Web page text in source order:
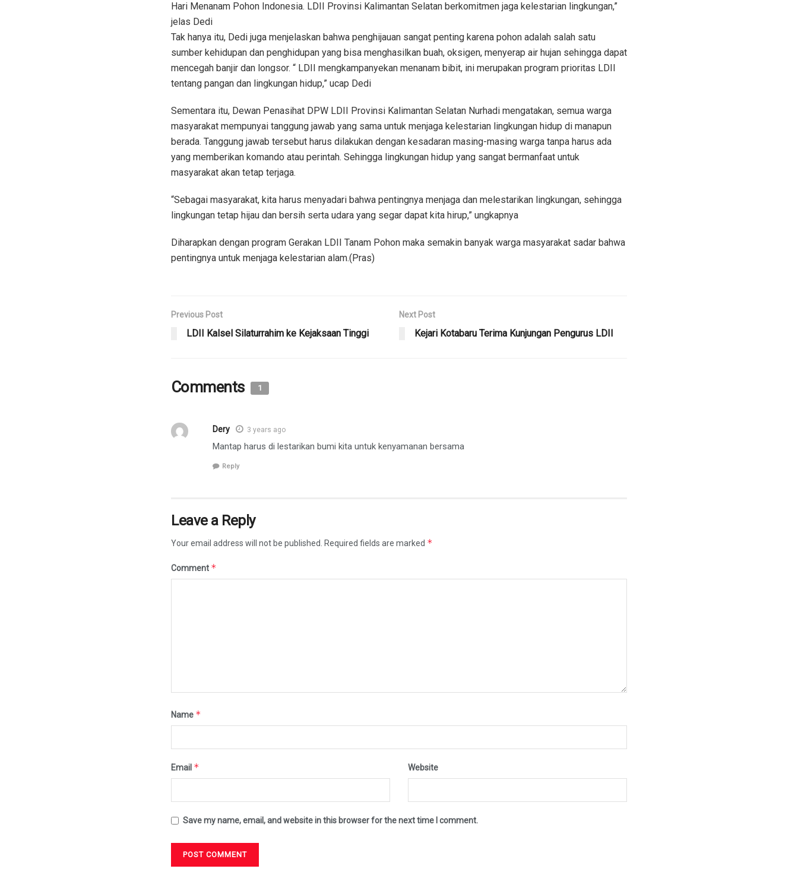
Hari Menanam Pohon Indonesia. LDII Provinsi Kalimantan Selatan berkomitmen jaga kelestarian lingkungan,”
jelas Dedi
Tak hanya itu, Dedi juga menjelaskan bahwa penghijauan sangat penting karena pohon adalah salah satu
sumber kehidupan dan penghidupan yang bisa menghasilkan buah, oksigen, menyerap air hujan sehingga dapat
mencegah banjir dan longsor. “ LDII mengkampanyekan menanam bibit, ini merupakan program prioritas LDII
tentang pangan dan lingkungan hidup,” ucap Dedi
Sementara itu, Dewan Penasihat DPW LDII Provinsi Kalimantan Selatan Nurhadi mengatakan, semua warga
masyarakat mempunyai tanggung jawab yang sama untuk menjaga kelestarian lingkungan hidup di manapun
berada. Tanggung jawab tersebut harus dilakukan dengan kesadaran masing-masing warga tanpa harus ada
yang memberikan komando atau perintah. Sehingga lingkungan hidup yang sangat bermanfaat untuk
masyarakat akan tetap terjaga.
“Sebagai masyarakat, kita harus menyadari bahwa pentingnya menjaga dan melestarikan lingkungan, sehingga
lingkungan tetap hijau dan bersih serta udara yang segar dapat kita hirup,” ungkapnya
Diharapkan dengan program Gerakan LDII Tanam Pohon maka semakin banyak warga masyarakat sadar bahwa
pentingnya untuk menjaga kelestarian alam.(Pras)
Previous Post
LDII Kalsel Silaturrahim ke Kejaksaan Tinggi
Next Post
Kejari Kotabaru Terima Kunjungan Pengurus LDII
Comments 1
Dery 3 years ago
Mantap harus di lestarikan bumi kita untuk kenyamanan bersama
Reply
Leave a Reply
Your email address will not be published. Required fields are marked *
Comment *
Name *
Email * Website
Save my name, email, and website in this browser for the next time I comment.